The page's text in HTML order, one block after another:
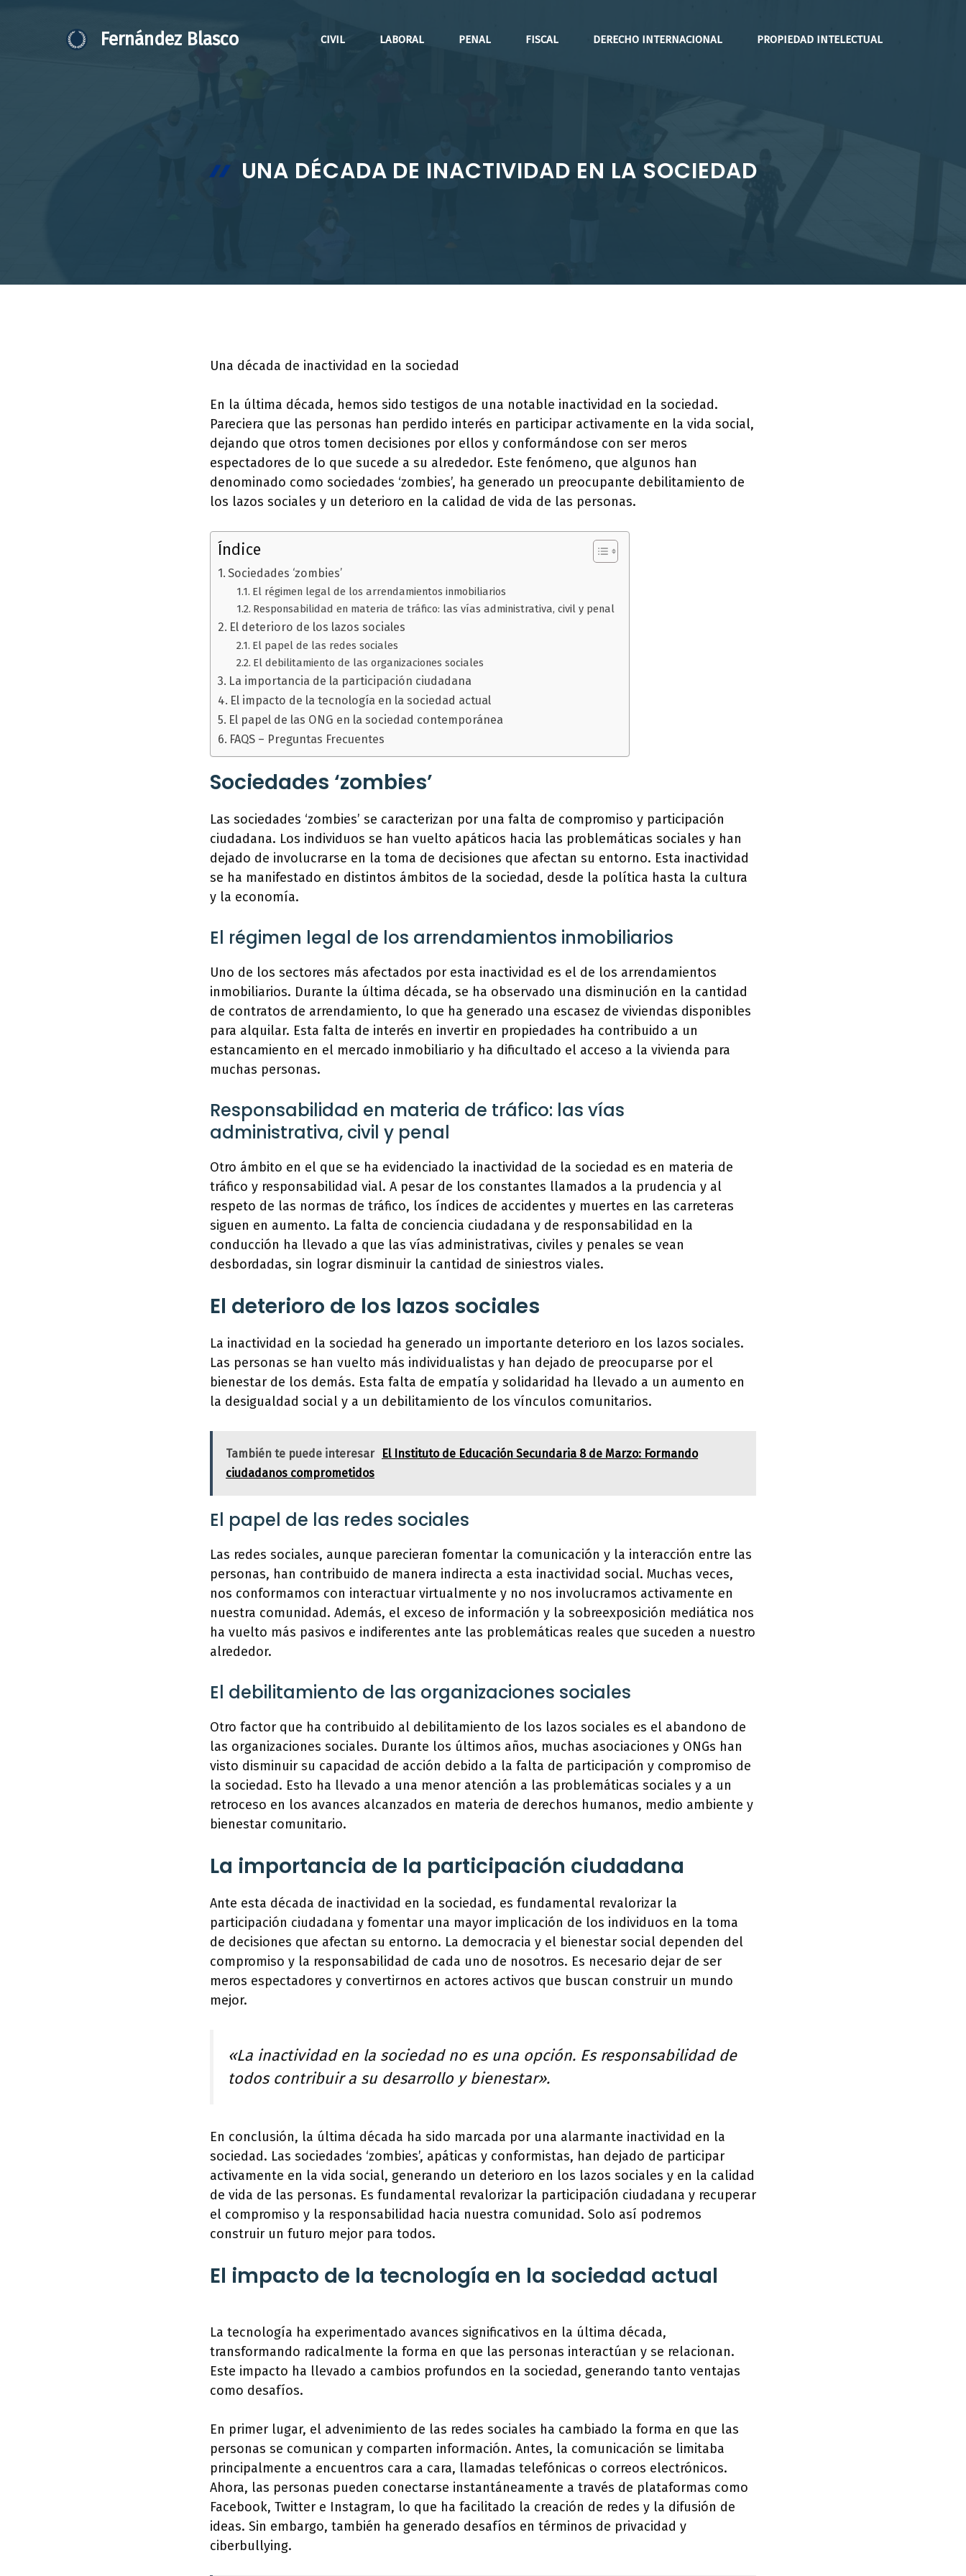
Fernández Blasco CIVIL LABORAL PENAL FISCAL DERECHO INTERNACIONAL PROPIEDAD INTELECTUAL
UNA DÉCADA DE INACTIVIDAD EN LA SOCIEDAD
Una década de inactividad en la sociedad
En la última década, hemos sido testigos de una notable inactividad en la sociedad.
Pareciera que las personas han perdido interés en participar activamente en la vida social,
dejando que otros tomen decisiones por ellos y conformándose con ser meros
espectadores de lo que sucede a su alrededor. Este fenómeno, que algunos han
denominado como sociedades ‘zombies’, ha generado un preocupante debilitamiento de
los lazos sociales y un deterioro en la calidad de vida de las personas.
Índice
Sociedades ‘zombies’
El régimen legal de los arrendamientos inmobiliarios
Responsabilidad en materia de tráfico: las vías administrativa, civil y penal
El deterioro de los lazos sociales
El papel de las redes sociales
El debilitamiento de las organizaciones sociales
La importancia de la participación ciudadana
El impacto de la tecnología en la sociedad actual
El papel de las ONG en la sociedad contemporánea
FAQS – Preguntas Frecuentes
Sociedades ‘zombies’
Las sociedades ‘zombies’ se caracterizan por una falta de compromiso y participación
ciudadana. Los individuos se han vuelto apáticos hacia las problemáticas sociales y han
dejado de involucrarse en la toma de decisiones que afectan su entorno. Esta inactividad
se ha manifestado en distintos ámbitos de la sociedad, desde la política hasta la cultura
y la economía.
El régimen legal de los arrendamientos inmobiliarios
Uno de los sectores más afectados por esta inactividad es el de los arrendamientos
inmobiliarios. Durante la última década, se ha observado una disminución en la cantidad
de contratos de arrendamiento, lo que ha generado una escasez de viviendas disponibles
para alquilar. Esta falta de interés en invertir en propiedades ha contribuido a un
estancamiento en el mercado inmobiliario y ha dificultado el acceso a la vivienda para
muchas personas.
Responsabilidad en materia de tráfico: las vías
administrativa, civil y penal
Otro ámbito en el que se ha evidenciado la inactividad de la sociedad es en materia de
tráfico y responsabilidad vial. A pesar de los constantes llamados a la prudencia y al
respeto de las normas de tráfico, los índices de accidentes y muertes en las carreteras
siguen en aumento. La falta de conciencia ciudadana y de responsabilidad en la
conducción ha llevado a que las vías administrativas, civiles y penales se vean
desbordadas, sin lograr disminuir la cantidad de siniestros viales.
El deterioro de los lazos sociales
La inactividad en la sociedad ha generado un importante deterioro en los lazos sociales.
Las personas se han vuelto más individualistas y han dejado de preocuparse por el
bienestar de los demás. Esta falta de empatía y solidaridad ha llevado a un aumento en
la desigualdad social y a un debilitamiento de los vínculos comunitarios.
También te puede interesar
El Instituto de Educación Secundaria 8 de Marzo: Formando
ciudadanos comprometidos
El papel de las redes sociales
Las redes sociales, aunque parecieran fomentar la comunicación y la interacción entre las
personas, han contribuido de manera indirecta a esta inactividad social. Muchas veces,
nos conformamos con interactuar virtualmente y no nos involucramos activamente en
nuestra comunidad. Además, el exceso de información y la sobreexposición mediática nos
ha vuelto más pasivos e indiferentes ante las problemáticas reales que suceden a nuestro
alrededor.
El debilitamiento de las organizaciones sociales
Otro factor que ha contribuido al debilitamiento de los lazos sociales es el abandono de
las organizaciones sociales. Durante los últimos años, muchas asociaciones y ONGs han
visto disminuir su capacidad de acción debido a la falta de participación y compromiso de
la sociedad. Esto ha llevado a una menor atención a las problemáticas sociales y a un
retroceso en los avances alcanzados en materia de derechos humanos, medio ambiente y
bienestar comunitario.
La importancia de la participación ciudadana
Ante esta década de inactividad en la sociedad, es fundamental revalorizar la
participación ciudadana y fomentar una mayor implicación de los individuos en la toma
de decisiones que afectan su entorno. La democracia y el bienestar social dependen del
compromiso y la responsabilidad de cada uno de nosotros. Es necesario dejar de ser
meros espectadores y convertirnos en actores activos que buscan construir un mundo
mejor.
«La inactividad en la sociedad no es una opción. Es responsabilidad de
todos contribuir a su desarrollo y bienestar».
En conclusión, la última década ha sido marcada por una alarmante inactividad en la
sociedad. Las sociedades ‘zombies’, apáticas y conformistas, han dejado de participar
activamente en la vida social, generando un deterioro en los lazos sociales y en la calidad
de vida de las personas. Es fundamental revalorizar la participación ciudadana y recuperar
el compromiso y la responsabilidad hacia nuestra comunidad. Solo así podremos
construir un futuro mejor para todos.
El impacto de la tecnología en la sociedad actual
La tecnología ha experimentado avances significativos en la última década,
transformando radicalmente la forma en que las personas interactúan y se relacionan.
Este impacto ha llevado a cambios profundos en la sociedad, generando tanto ventajas
como desafíos.
En primer lugar, el advenimiento de las redes sociales ha cambiado la forma en que las
personas se comunican y comparten información. Antes, la comunicación se limitaba
principalmente a encuentros cara a cara, llamadas telefónicas o correos electrónicos.
Ahora, las personas pueden conectarse instantáneamente a través de plataformas como
Facebook, Twitter e Instagram, lo que ha facilitado la creación de redes y la difusión de
ideas. Sin embargo, también ha generado desafíos en términos de privacidad y
ciberbullying.